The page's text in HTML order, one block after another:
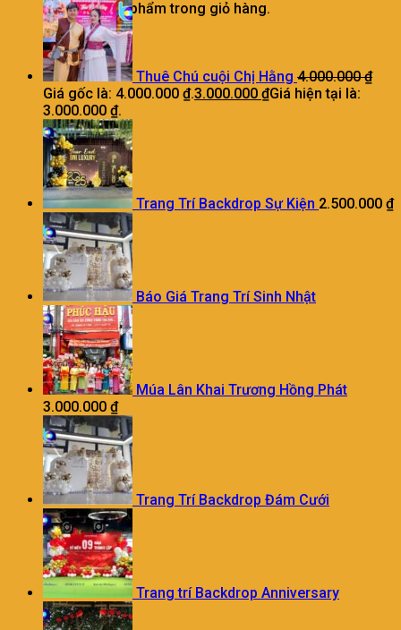
Chưa có sản phẩm trong giỏ hàng.
Thuê Chú cuội Chị Hằng 4.000.000₫
Giá gốc là: 4.000.000 ₫.3.000.000 ₫Giá hiện tại là:
3.000.000 ₫.
Trang Trí Backdrop Sự Kiện 2.500.000 ₫
Báo Giá Trang Trí Sinh Nhật
Múa Lân Khai Trương Hồng Phát
3.000.000 ₫
Trang Trí Backdrop Đám Cưới
Trang trí Backdrop Anniversary